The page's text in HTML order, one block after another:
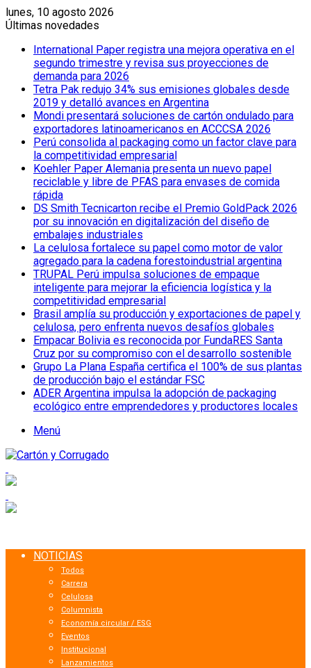
lunes, 10 agosto 2026
Últimas novedades
International Paper registra una mejora operativa en el
segundo trimestre y revisa sus proyecciones de
demanda para 2026
Tetra Pak redujo 34% sus emisiones globales desde
2019 y detalló avances en Argentina
Mondi presentará soluciones de cartón ondulado para
exportadores latinoamericanos en ACCCSA 2026
Perú consolida al packaging como un factor clave para
la competitividad empresarial
Koehler Paper Alemania presenta un nuevo papel
reciclable y libre de PFAS para envases de comida
rápida
DS Smith Tecnicarton recibe el Premio GoldPack 2026
por su innovación en digitalización del diseño de
embalajes industriales
La celulosa fortalece su papel como motor de valor
agregado para la cadena forestoindustrial argentina
TRUPAL Perú impulsa soluciones de empaque
inteligente para mejorar la eficiencia logística y la
competitividad empresarial
Brasil amplía su producción y exportaciones de papel y
celulosa, pero enfrenta nuevos desafíos globales
Empacar Bolivia es reconocida por FundaRES Santa
Cruz por su compromiso con el desarrollo sostenible
Grupo La Plana España certifica el 100% de sus plantas
de producción bajo el estándar FSC
ADER Argentina impulsa la adopción de packaging
ecológico entre emprendedores y productores locales
Menú
NOTICIAS
Todos
Carrera
Celulosa
Columnista
Economía circular / ESG
Eventos
Institucional
Lanzamientos